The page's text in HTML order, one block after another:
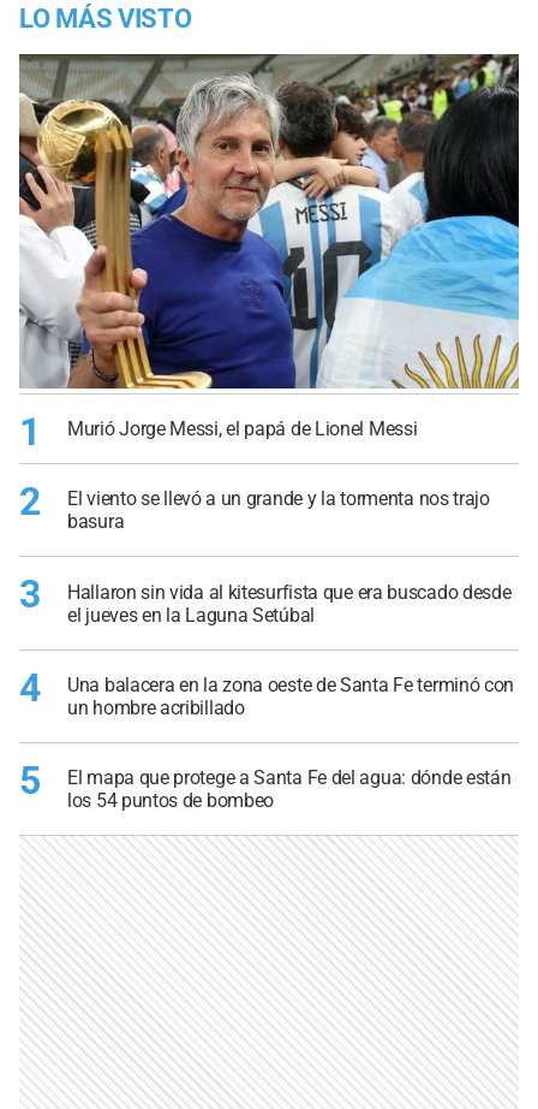
LO MÁS VISTO
1 Murió Jorge Messi, el papá de Lionel Messi
2
El viento se llevó a un grande y la tormenta nos trajo
basura
3
Hallaron sin vida al kitesurfista que era buscado desde
el jueves en la Laguna Setúbal
4
Una balacera en la zona oeste de Santa Fe terminó con
un hombre acribillado
5
El mapa que protege a Santa Fe del agua: dónde están
los 54 puntos de bombeo